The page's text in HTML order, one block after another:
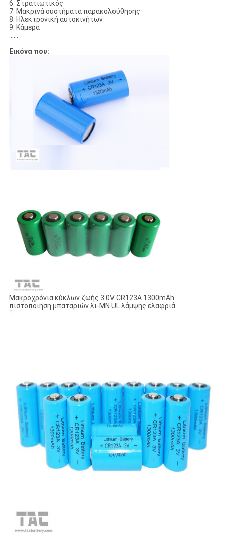
6. Στρατιωτικός
7. Μακρινά συστήματα παρακολούθησης
8. Ηλεκτρονική αυτοκινήτων
9. Κάμερα
……
Εικόνα που:
Μακροχρόνια κύκλων ζωής 3.0V CR123A 1300mAh
πιστοποίηση μπαταριών λι-ΜΝ UL λάμψης ελαφριά